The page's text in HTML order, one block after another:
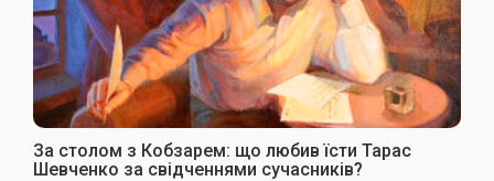
За столом з Кобзарем: що любив їсти Тарас
Шевченко за свідченнями сучасників?